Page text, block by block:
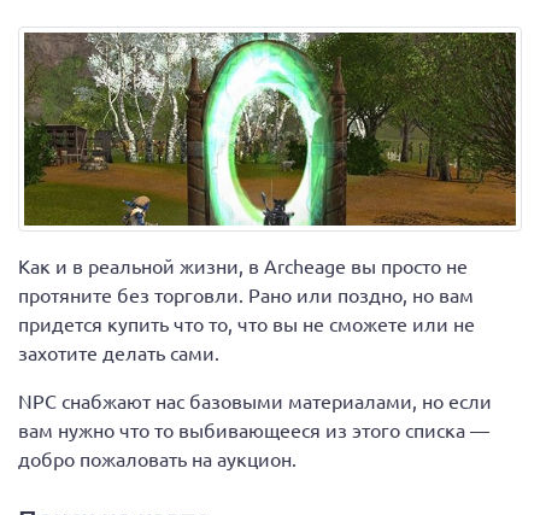
Как и в реальной жизни, в Archeage вы просто не
протяните без торговли. Рано или поздно, но вам
придется купить что то, что вы не сможете или не
захотите делать сами.
NPC снабжают нас базовыми материалами, но если
вам нужно что то выбивающееся из этого списка —
добро пожаловать на аукцион.